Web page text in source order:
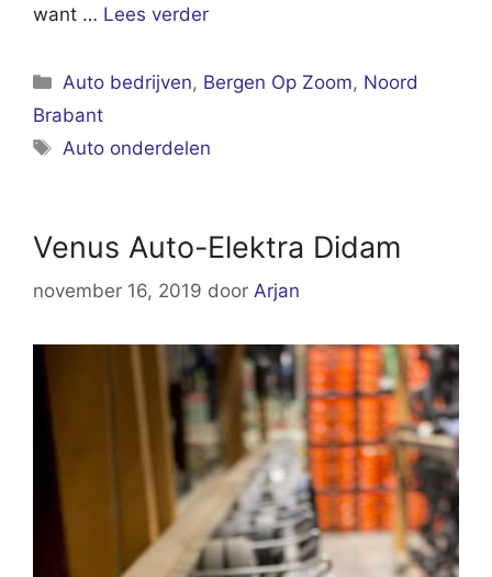
want … Lees verder
Categorieën
Auto bedrijven, Bergen Op Zoom, Noord
Brabant
Tags
Auto onderdelen
Venus Auto-Elektra Didam
november 16, 2019 door Arjan